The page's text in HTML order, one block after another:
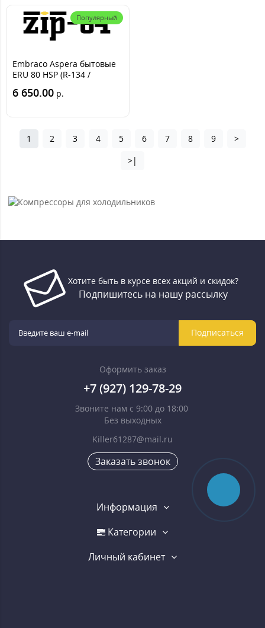
Популярный
Embraco Aspera бытовые
ERU 80 HSP (R-134 /
6 650.00 р.
1 2 3 4 5 6 7 8 9
>
>|
Хотите быть в курсе всех акций и скидок?
Подпишитесь на нашу рассылку
Подписаться
Оформить заказ
+7 (927) 129-78-29
Звоните нам с 9:00 до 18:00
Без выходных
Killer61287@mail.ru
Заказать звонок
Информация
Категории
Личный кабинет